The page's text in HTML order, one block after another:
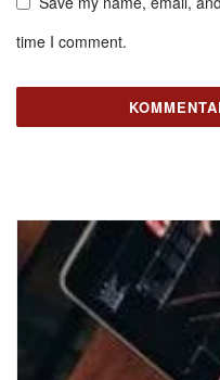
time I comment.